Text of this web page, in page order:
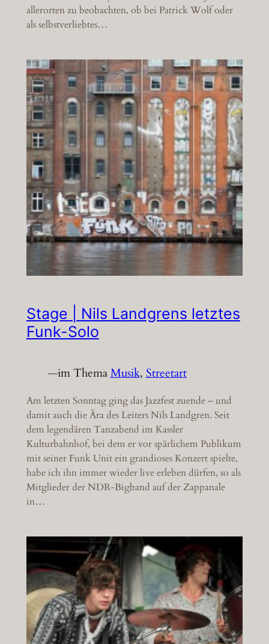
allerorten zu beobachten, ob bei Patrick Wolf oder
als selbstverliebtes…
Stage | Nils Landgrens letztes
Funk-Solo
—im ThemaMusik, Streetart
Am letzten Sonntag ging das Jazzfest zuende – und
damit auch die Ära des Leiters Nils Landgren. Seit
dem legendären Tanzabend im Kassler
Kulturbahnhof, bei dem er vor spärlichem Publikum
mit seiner Funk Unit ein grandioses Konzert spielte,
habe ich ihn immer wieder live erleben dürfen, so als
Mitglieder der NDR-Bigband auf der Zappanale
in…